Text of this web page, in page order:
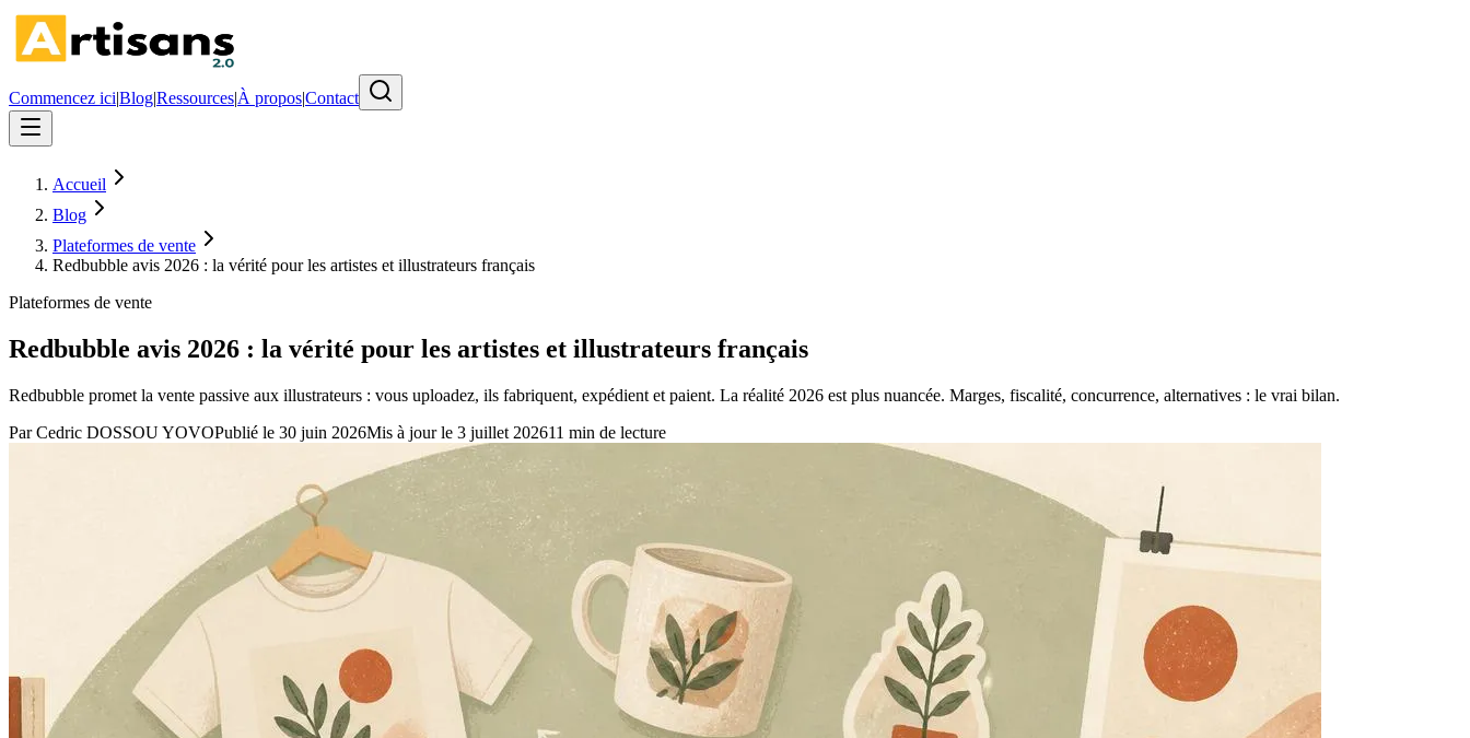
Commencez ici|Blog|Ressources|À propos|Contact
Accueil
Blog
Plateformes de vente
Redbubble avis 2026 : la vérité pour les artistes et illustrateurs français
Plateformes de vente
Redbubble avis 2026 : la vérité pour les artistes et illustrateurs français
Redbubble promet la vente passive aux illustrateurs : vous uploadez, ils fabriquent, expédient et paient. La réalité 2026 est plus nuancée. Marges, fiscalité, concurrence, alternatives : le vrai bilan.
ParCedric DOSSOU YOVOPublié le 30 juin 2026Mis à jour le 3 juillet 202611 min de lecture